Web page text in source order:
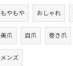
もやもや おしゃれ
美爪 自爪 巻き爪
メンズ